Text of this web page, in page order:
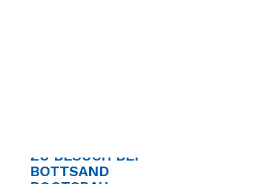
ZU BESUCH BEI
BOTTSAND